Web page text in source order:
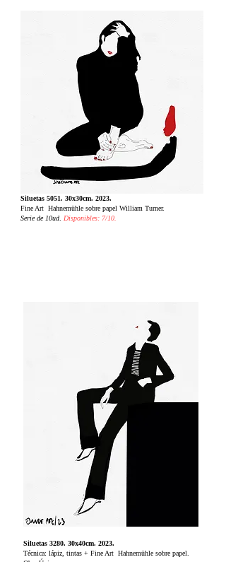
Siluetas 5051. 30x30cm. 2023.
Fine Art Hahnemühle sobre papel William Turner.
Serie de 10ud
Disponibles: 7/10.
Siluetas 3280. 30x40cm. 2023.
Técnica: lápiz, tintas + Fine Art Hahnemühle sobre papel.